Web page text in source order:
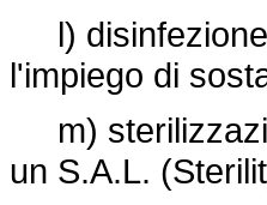
l)
l'impiego di
m)
un S.A.L.